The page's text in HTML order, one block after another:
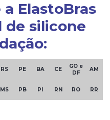
ElastoBras
de silicone
RS PE BA CE
GO e
DF
AM
MS PB PI RN RO RR